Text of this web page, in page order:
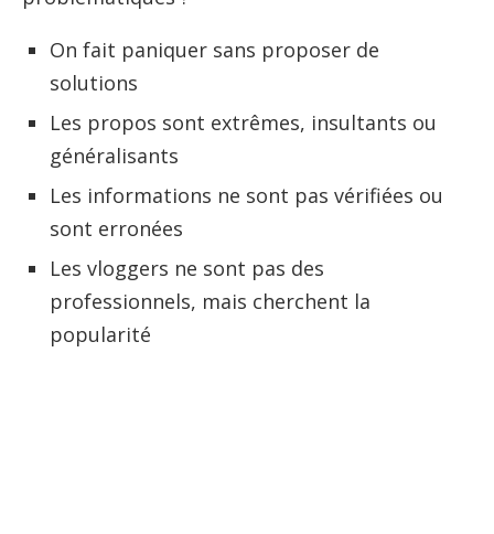
On fait paniquer sans proposer de
solutions
Les propos sont extrêmes, insultants ou
généralisants
Les informations ne sont pas vérifiées ou
sont erronées
Les vloggers ne sont pas des
professionnels, mais cherchent la
popularité